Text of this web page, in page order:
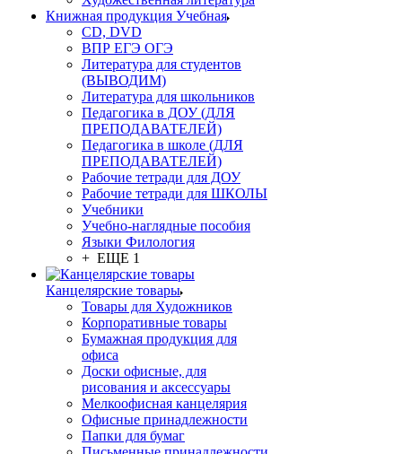
Книжная продукция Учебная
CD, DVD
ВПР ЕГЭ ОГЭ
Литература для студентов
(ВЫВОДИМ)
Литература для школьников
Педагогика в ДОУ (ДЛЯ
ПРЕПОДАВАТЕЛЕЙ)
Педагогика в школе (ДЛЯ
ПРЕПОДАВАТЕЛЕЙ)
Рабочие тетради для ДОУ
Рабочие тетради для ШКОЛЫ
Учебники
Учебно-наглядные пособия
Языки Филология
+ ЕЩЕ 1
Канцелярские товары
Товары для Художников
Корпоративные товары
Бумажная продукция для
офиса
Доски офисные, для
рисования и аксессуары
Мелкоофисная канцелярия
Офисные принадлежности
Папки для бумаг